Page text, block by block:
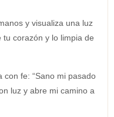
y visualiza una luz
corazón y lo limpia de
con fe: “Sano mi pasado
luz y abre mi camino a